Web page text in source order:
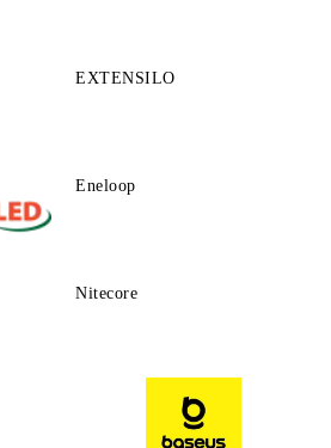
EXTENSILO
Eneloop
Nitecore